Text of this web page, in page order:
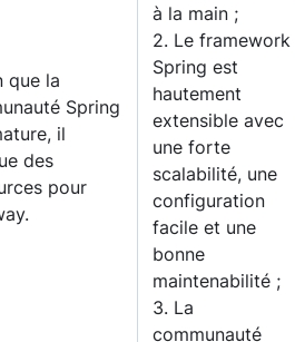
que la
Spring
il
des
pour
à la main ;
2. Le framework
Spring est
hautement
extensible avec
une forte
scalabilité, une
configuration
facile et une
bonne
maintenabilité ;
3. La
communauté